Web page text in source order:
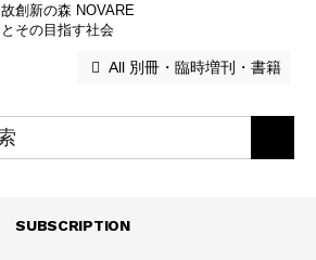
故創新の森 NOVARE
とその目指す社会
All 別冊・臨時増刊・書籍
SUBSCRIPTION